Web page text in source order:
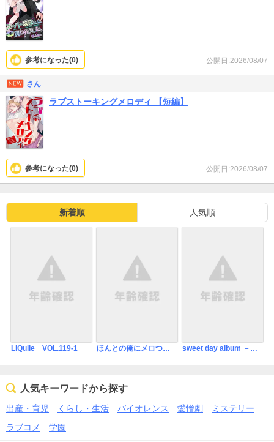
公開日:2026/08/07
参考になった(0)
さん
ラブストーキングメロディ 【短編】
公開日:2026/08/07
参考になった(0)
新着順 人気順
LiQulle VOL.119-1 ほんとの俺にメロついて sweet day album －番外特典集－
人気キーワードから探す
出産・育児 くらし・生活 バイオレンス 愛憎劇
ミステリー
ラブコメ
学園